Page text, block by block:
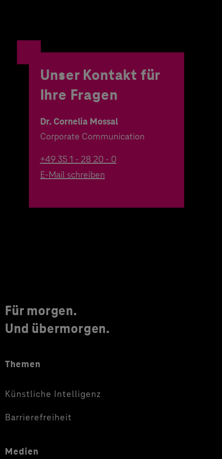
Unser Kontakt für
Ihre Fragen
Dr. Cornelia Mossal
Corporate Communication
+49 35 1 - 28 20 - 0
E-Mail schreiben
Für morgen.
Und übermorgen.
Themen
Künstliche Intelligenz
Barrierefreiheit
Medien